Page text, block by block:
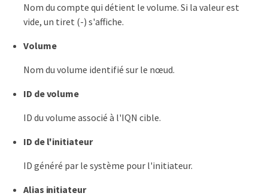
Nom du compte qui détient le volume. Si la valeur est
vide, un tiret (-) s'affiche.
Volume
Nom du volume identifié sur le nœud.
ID de volume
ID du volume associé à l'IQN cible.
ID de l'initiateur
ID généré par le système pour l'initiateur.
Alias initiateur